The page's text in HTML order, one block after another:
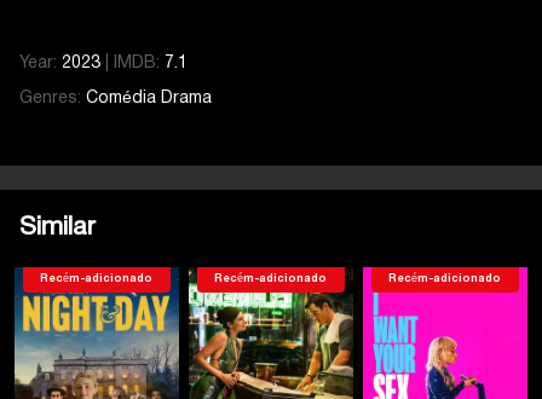
Year: 2023 IMDB: 7.1
Genres: Comédia Drama
Similar
Recém-adicionado Recém-adicionado Recém-adicionado